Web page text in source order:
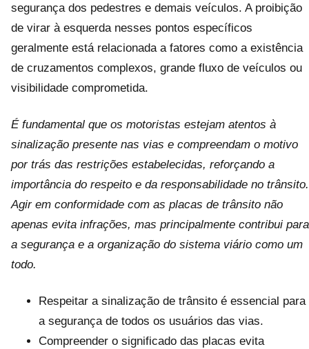
segurança dos pedestres e demais veículos. A proibição
de virar à esquerda nesses pontos específicos
geralmente está relacionada a fatores como a existência
de cruzamentos complexos, grande fluxo de veículos ou
visibilidade comprometida.
É fundamental que os motoristas estejam atentos à
sinalização presente nas vias e compreendam o motivo
por trás das restrições estabelecidas, reforçando a
importância do respeito e da responsabilidade no trânsito.
Agir em conformidade com as placas de trânsito não
apenas evita infrações, mas principalmente contribui para
a segurança e a organização do sistema viário como um
todo.
Respeitar a sinalização de trânsito é essencial para
a segurança de todos os usuários das vias.
Compreender o significado das placas evita